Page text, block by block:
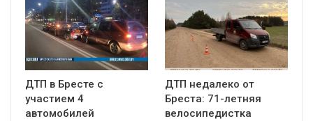
ДТП в Бресте с
участием 4
автомобилей
ДТП недалеко от
Бреста: 71-летняя
велосипедистка